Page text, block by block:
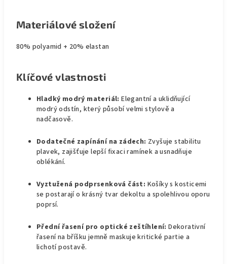
Materiálové složení
80% polyamid + 20% elastan
Klíčové vlastnosti
Hladký modrý materiál:Elegantní a uklidňující
modrý odstín, který působí velmi stylově a
nadčasově.
Dodatečné zapínání na zádech: Zvyšuje stabilitu
plavek, zajišťuje lepší fixaci ramínek a usnadňuje
oblékání.
Vyztužená podprsenková část: Košíky s kosticemi
se postarají o krásný tvar dekoltu a spolehlivou oporu
poprsí.
Přední řasení pro optické zeštíhlení:Dekorativní
řasení na bříšku jemně maskuje kritické partie a
lichotí postavě.